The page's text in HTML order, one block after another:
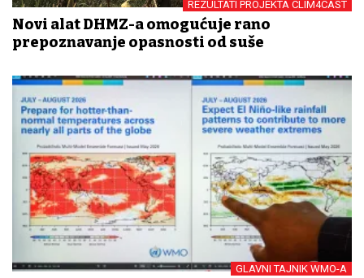
REZULTATI PROJEKTA CLIM4CAST
Novi alat DHMZ-a omogućuje rano
prepoznavanje opasnosti od suše
GLAVNI TAJNIK WMO-A